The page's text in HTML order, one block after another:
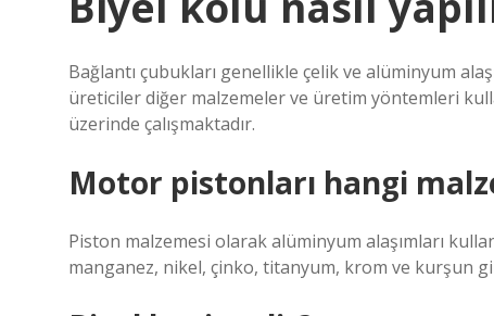
Bağlantı çubukları genellikle çelik ve alüminyum
üreticiler diğer malzemeler ve üretim yöntemleri
üzerinde çalışmaktadır.
Motor pistonları hangi
Piston malzemesi olarak alüminyum alaşımları
manganez, nikel, çinko, titanyum, krom ve kurşun